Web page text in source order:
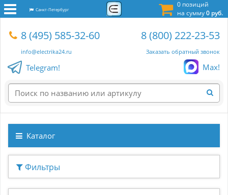
0 позиций
на сумму0 руб.
Санкт-Петербург
8 (495) 585-32-60
info@electrika24.ru
8 (800) 222-23-53
Заказать обратный звонок
Telegram! Max!
Каталог
Фильтры